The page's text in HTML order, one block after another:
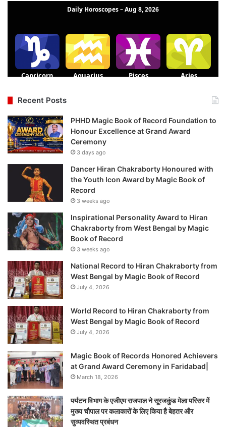
Recent Posts
PHHD Magic Book of Record Foundation to
Honour Excellence at Grand Award
Ceremony
3 days ago
Dancer Hiran Chakraborty Honoured with
the Youth Icon Award by Magic Book of
Record
3 weeks ago
Inspirational Personality Award to Hiran
Chakraborty from West Bengal by Magic
Book of Record
3 weeks ago
National Record to Hiran Chakraborty from
West Bengal by Magic Book of Record
July 4, 2026
World Record to Hiran Chakraborty from
West Bengal by Magic Book of Record
July 4, 2026
Magic Book of Records Honored Achievers
at Grand Award Ceremony in Faridabad|
March 18, 2026
पर्यटन विभाग के एजीएम राजपाल ने सूरजकुंड मेला परिसर में
मुख्य चौपाल पर कलाकारों के लिए किया है बेहतर और
सुव्यवस्थित प्रबंधन